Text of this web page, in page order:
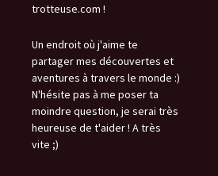
trotteuse.com !
Un endroit où j'aime te
partager mes découvertes et
aventures à travers le monde :)
N'hésite pas à me poser ta
moindre question, je serai très
heureuse de t'aider ! A très
vite ;)